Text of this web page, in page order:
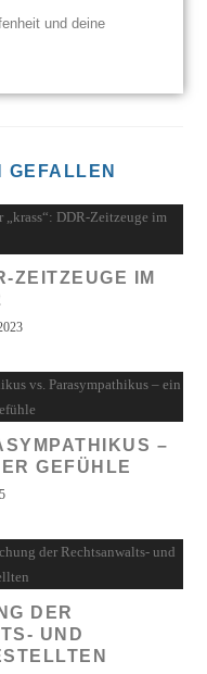
und deine
GEFALLEN
ZEITZEUGE IM
–
GEFÜHLE
DER
UND